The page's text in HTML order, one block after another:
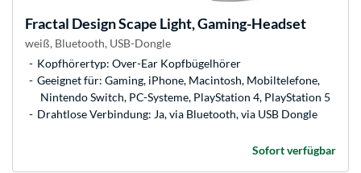
Fractal DesignScape Light, Gaming-Headset
weiß, Bluetooth, USB-Dongle
Kopfhörertyp: Over-Ear Kopfbügelhörer
Geeignet für: Gaming, iPhone, Macintosh, Mobiltelefone,
Nintendo Switch, PC-Systeme, PlayStation 4, PlayStation 5
Drahtlose Verbindung: Ja, via Bluetooth, via USB Dongle
Sofort verfügbar